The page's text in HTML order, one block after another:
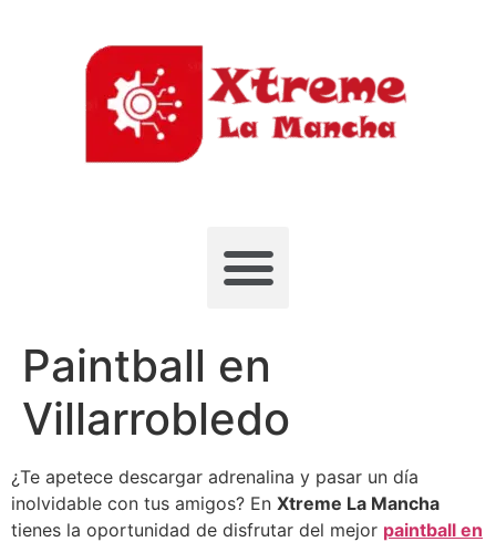
Paintball en
Villarrobledo
¿Te apetece descargar adrenalina y pasar un día
inolvidable con tus amigos? En Xtreme La Mancha
tienes la oportunidad de disfrutar del mejor paintball en